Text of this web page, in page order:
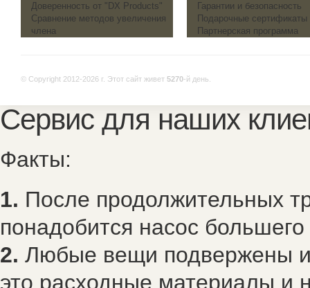
Доверенность от "DX Products"
Сравнение методов увеличения
члена
Гарантии и безопасность
Подарочные сертификаты
Партнерская программа
© Copyright 2012-2026 г. Этот сайт живет 5270-й день.
Сервис для наших
Факты:
1. После продолжительных
понадобится насос
2. Любые вещи подвержены
это расходные материалы и